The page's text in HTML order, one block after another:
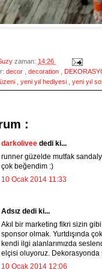
zaman: 14:26
decor decoration
yeni yıl hediyesi yeni yıl
:
darkolivee dedi ki...
runner güzelde mutfak
çok beğendim :)
10 Ocak 2014 11:33
Adsız dedi ki...
Akıl bir marketing fikri sizin
sponsor olmak. Yurtdışında
kendi ilgi alanlarımızda
elçisi oluyoruz. Dekorasyonda
10 Ocak 2014 12:06